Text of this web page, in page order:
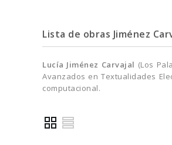
Lista de obras Jiménez
Lucía Jiménez Carvajal (Los
Avanzados en Textualidades
computacional.